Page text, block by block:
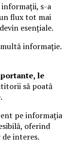
s-a
flux tot mai
esențiale.
informație.
le
să poată
pe informația
oferind
interes.